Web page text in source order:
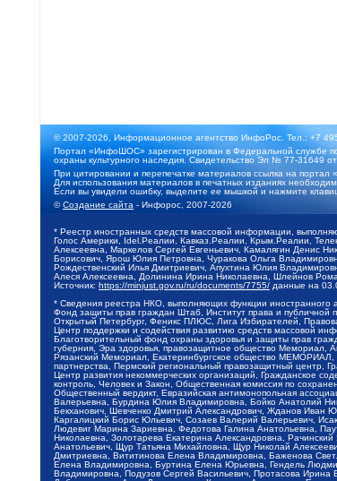
© 2007-2026, Информационное агентство ИнфоРос. Тел.: +7
Портал «ИнфоШОС» зарегистрирован в Федеральной службе
охраны культурного наследия. Свидетельство Эл № 77-31649
При цитировании и перепечатке материалов ссылка на
Для использования материалов в печатных изданиях
Если вы увидели ошибку, выделите ее мышкой и нажмите
©Создание сайта - Инфорос, 2007-2026
* Реестр иностранных средств массовой информации,
Голос Америки, Idel.Реалии, Кавказ.Реалии, Крым.Реалии,
Алексеевна, Маркелов Сергей Евгеньевич, Камалягин Денис
Борисович, Ярош Юлия Петровна, Чуракова Ольга
Рождественский Илья Дмитриевич, Апухтина Юлия
Алеся Алексеевна, Долинина Ирина Николаевна, Шлейнов
Источник: https://minjust.gov.ru/ru/documents/7755/ данные на
* Сведения реестра НКО, выполняющих функции иностранного
Фонд защиты прав граждан Штаб, Институт права и
Открытый Петербург, Феникс ПЛЮС, Лига Избирателей,
Центр поддержки и содействия развитию средств массовой
Благотворительный фонд охраны здоровья и защиты прав
губерния, Эра здоровья, правозащитное общество Мемориал,
Рязанский Мемориал, Екатеринбургское общество МЕМОРИАЛ,
партнерства, Пермский региональный правозащитный центр,
Центр развития некоммерческих организаций, Гражданское
контроль, Человек и Закон, Общественная комиссия по
Общественный вердикт, Евразийская антимонопольная
Валерьевна, Бурдина Юлия Владимировна, Бойко Анатолий
Бекханович, Шевченко Дмитрий Александрович, Жданов Иван
Каргалицкий Борис Юльевич, Созаев Валерий Валерьевич,
Людевиг Марина Зариевна, Федотова Галина Анатольевна,
Николаевна, Золотарева Екатерина Александровна,
Анатольевич, Щур Татьяна Михайловна, Щур Николай
Дмитриевна, Вититинова Елена Владимировна, Баженова
Елена Владимировна, Буртина Елена Юрьевна, Гендель
Владимировна, Подузов Сергей Васильевич, Протасова